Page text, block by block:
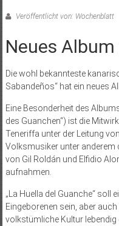
Veröffentlicht von: Wochenblatt
Neues
Die wohl bekannteste
Sabandeños“ hat ein neues
Eine Besonderheit des
des Guanchen“) ist die
Teneriffa unter der Leitung
Volksmusiker unter anderem
von Gil Roldán und Elfidio
aufnahmen.
„La Huella del Guanche“ soll
Eingeborenen sein, aber
volkstümliche Kultur